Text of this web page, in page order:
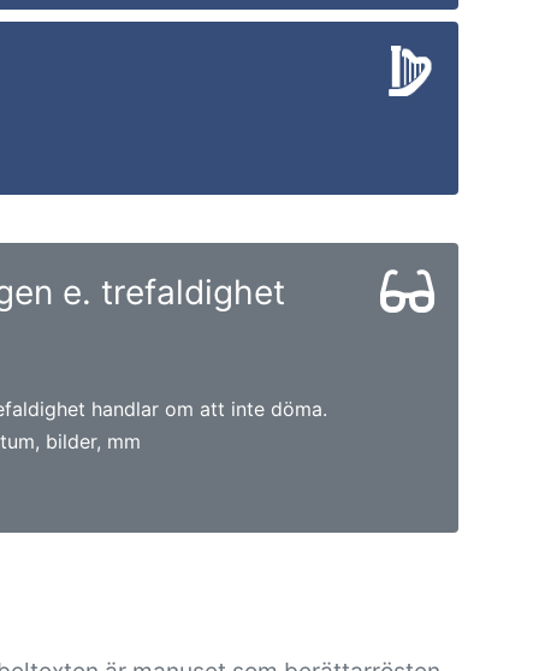
e. trefaldighet
handlar om att inte döma.
bilder, mm